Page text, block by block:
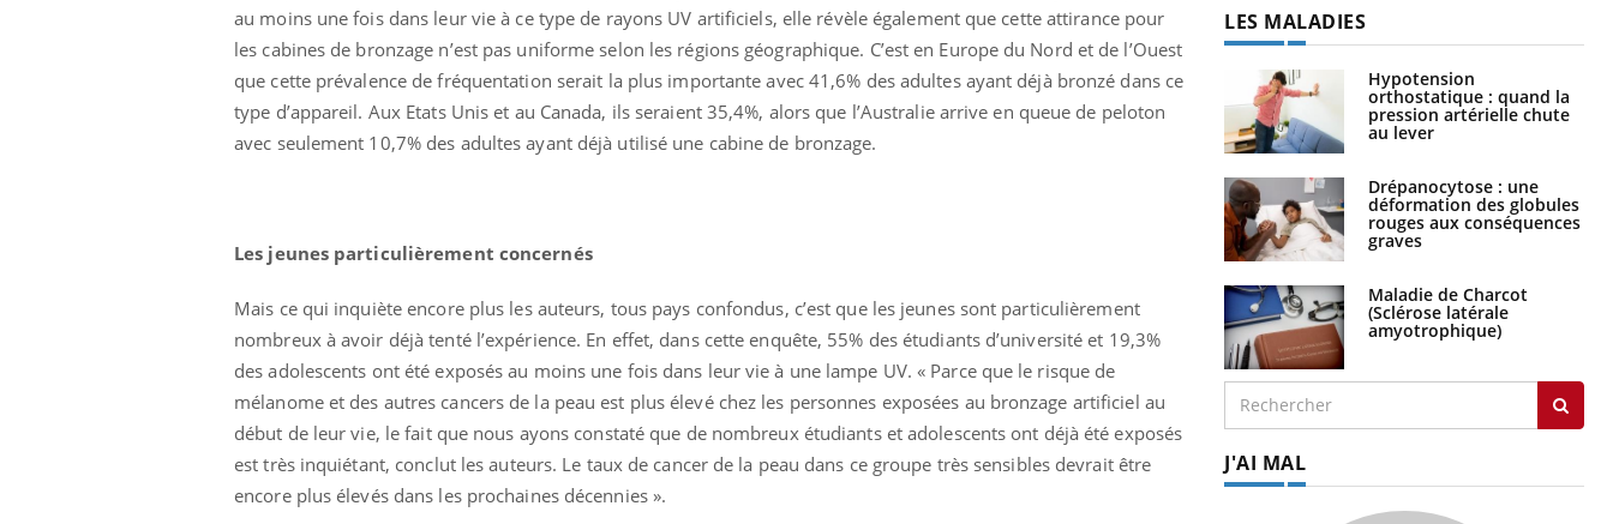
au moins une fois dans leur vie à ce type de rayons UV artificiels, elle révèle également que cette attirance pour
les cabines de bronzage n’est pas uniforme selon les régions géographique. C’est en Europe du Nord et de l’Ouest
que cette prévalence de fréquentation serait la plus importante avec 41,6% des adultes ayant déjà bronzé dans ce
type d’appareil. Aux Etats Unis et au Canada, ils seraient 35,4%, alors que l’Australie arrive en queue de peloton
avec seulement 10,7% des adultes ayant déjà utilisé une cabine de bronzage.
Les jeunes particulièrement concernés
Mais ce qui inquiète encore plus les auteurs, tous pays confondus, c’est que les jeunes sont particulièrement
nombreux à avoir déjà tenté l’expérience. En effet, dans cette enquête, 55% des étudiants d’université et 19,3%
des adolescents ont été exposés au moins une fois dans leur vie à une lampe UV. « Parce que le risque de
mélanome et des autres cancers de la peau est plus élevé chez les personnes exposées au bronzage artificiel au
début de leur vie, le fait que nous ayons constaté que de nombreux étudiants et adolescents ont déjà été exposés
est très inquiétant, conclut les auteurs. Le taux de cancer de la peau dans ce groupe très sensibles devrait être
encore plus élevés dans les prochaines décennies ».
LES MALADIES
Hypotension
orthostatique : quand la
pression artérielle chute
au lever
Drépanocytose : une
déformation des globules
rouges aux conséquences
graves
Maladie de Charcot
(Sclérose latérale
amyotrophique)
J'AI MAL